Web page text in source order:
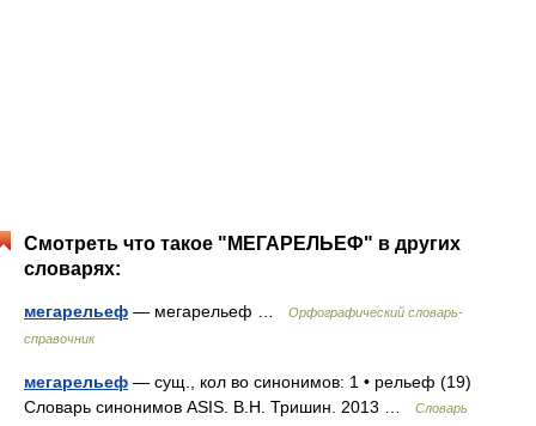
Смотреть что такое "МЕГАРЕЛЬЕФ" в других
словарях:
мегарельеф — мегарельеф …
Орфографический словарь-
справочник
мегарельеф — сущ., кол во синонимов: 1 • рельеф (19)
Словарь синонимов ASIS. В.Н. Тришин. 2013 …
Словарь